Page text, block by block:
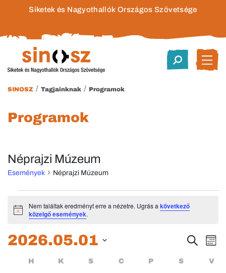
Siketek és Nagyothallók Országos Szövetsége
SINOSZ / Tagjainknak / Programok
Programok
Néprajzi Múzeum
Események Néprajzi Múzeum
Események
Notice
Nem találtak eredményt erre a nézetre. Ugrás akövetkező
közelgő események.
Keresett
kifejezés
2026.05.01
kiválasztása.
Események
H HÉTFŐ
K KEDD
S SZERDA
C CSÜTÖRTÖK
P PÉNTEK
S V